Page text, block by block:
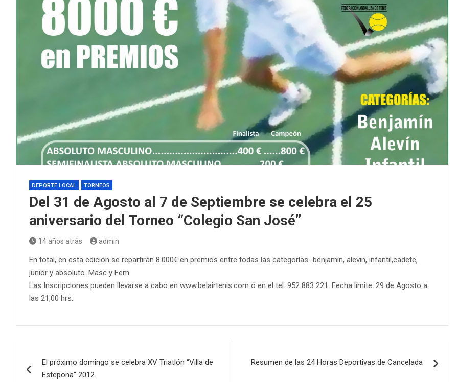
DEPORTE LOCAL TORNEOS
Del 31 de Agosto al 7 de Septiembre se celebra el 25
aniversario del Torneo “Colegio San José”
14 años atrás admin
En total, en esta edición se repartirán 8.000€ en premios entre todas las categorías…benjamín, alevin, infantil,cadete,
junior y absoluto. Masc y Fem.
Las Inscripciones pueden llevarse a cabo en www.belairtenis.com ó en el tel. 952 883 221. Fecha límite: 29 de Agosto a
las 21,00 hrs.
de
El próximo domingo se celebra XV Triatlón “Villa de
Estepona” 2012
Resumen de las 24 Horas Deportivas de Cancelada
EDM 26-27 / Publicadas
EDM 26-27 / Periodo de